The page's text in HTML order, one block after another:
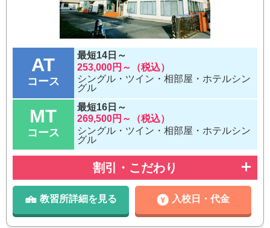
AT
コース
最短14日～
253,000円～（税込）
シングル・ツイン・相部屋・ホテルシン
グル
MT
コース
最短16日～
269,500円～（税込）
シングル・ツイン・相部屋・ホテルシン
グル
割引・こだわり
教習所詳細を見る 入校日・代金